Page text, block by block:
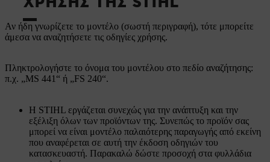
Αν ήδη γνωρίζετε το μοντέλο (σωστή περιγραφή), τότε μπορείτε
άμεσα να αναζητήσετε τις οδηγίες χρήσης.
Πληκτρολογήστε το όνομα του μοντέλου στο πεδίο αναζήτησης:
π.χ. „MS 441“ ή „FS 240“.
Η STIHL εργάζεται συνεχώς για την ανάπτυξη και την
εξέλιξη όλων των προϊόντων της. Συνεπώς το προϊόν σας
μπορεί να είναι μοντέλο παλαιότερης παραγωγής από εκείνη
που αναφέρεται σε αυτή την έκδοση οδηγιών του
κατασκευαστή. Παρακαλώ δώστε προσοχή στα φυλλάδια